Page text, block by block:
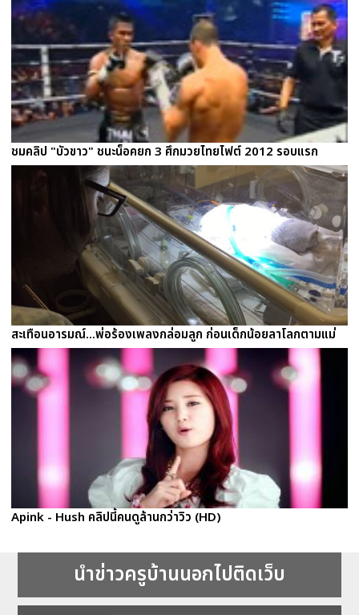
ชมคลิป "บัวขาว" ชนะน็อคยก 3 ศึกมวยไทยไฟต์ 2012 รอบแรก
สะเทือนอารมณ์...พ่อร้องเพลงกล่อมลูก ก่อนเด็กน้อยลาโลกตามแม่
Apink - Hush คลิปนี้คนดูล้านกว่าวิว (HD)
นำข่าวครูบ้านนอกไปติดเว็บ